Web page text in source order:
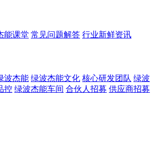
能课堂 常见问题解答 行业新鲜资讯
波杰能 绿波杰能文化 核心研发团队 绿波
控 绿波杰能车间 合伙人招募 供应商招募